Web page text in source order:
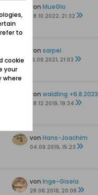
von MueGlo
28.10.2022, 21:32
von sarpei
13.09.2021, 21:03
von waldling +6.8.2023
08.12.2019, 19:34
von Hans-Joachim
04.09.2019, 15:23
von Inge-Gisela
28.08.2018, 20:08
to
cookie
your
where